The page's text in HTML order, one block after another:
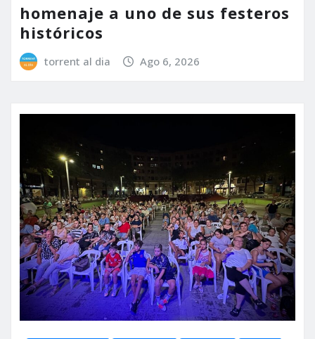
homenaje a uno de sus festeros
históricos
torrent al dia Ago 6, 2026